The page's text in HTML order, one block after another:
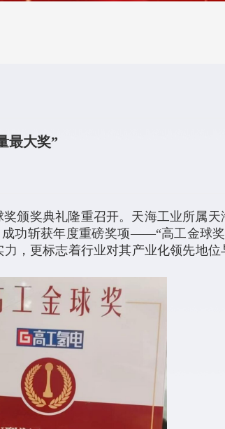
最大奖”
颁奖典礼隆重召开。天海工业所属天
成功斩获年度重磅奖项——“高工金球
，更标志着行业对其产业化领先地位